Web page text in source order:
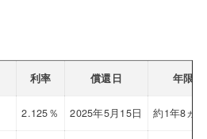
利率 償還日 年限
2.125％ 2025年5月15日 約1年8ヵ月